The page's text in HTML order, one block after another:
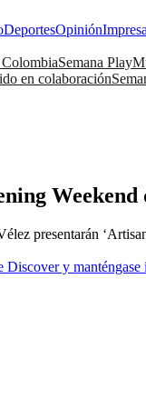
DeportesOpiniónImpresa
Semana Play
en colaboración
presentarán
y manténgase